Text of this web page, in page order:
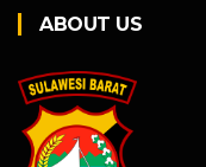
ABOUT US